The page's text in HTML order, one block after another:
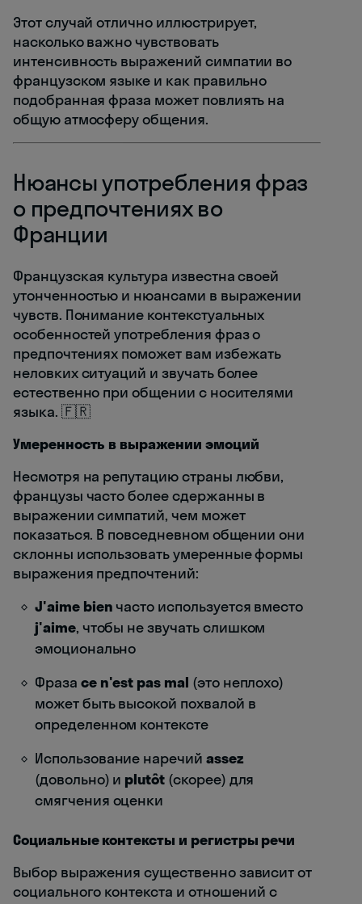
Этот случай отлично иллюстрирует,
насколько важно чувствовать
интенсивность выражений симпатии во
французском языке и как правильно
подобранная фраза может повлиять на
общую атмосферу общения.
Нюансы употребления фраз
о предпочтениях во
Франции
Французская культура известна своей
утонченностью и нюансами в выражении
чувств. Понимание контекстуальных
особенностей употребления фраз о
предпочтениях поможет вам избежать
неловких ситуаций и звучать более
естественно при общении с носителями
языка. 🇫🇷
Умеренность в выражении эмоций
Несмотря на репутацию страны любви,
французы часто более сдержанны в
выражении симпатий, чем может
показаться. В повседневном общении они
склонны использовать умеренные формы
выражения предпочтений:
J'aime bien часто используется вместо
j'aime, чтобы не звучать слишком
эмоционально
Фраза ce n'est pas mal (это неплохо)
может быть высокой похвалой в
определенном контексте
Использование наречий assez
(довольно) и plutôt (скорее) для
смягчения оценки
Социальные контексты и регистры речи
Выбор выражения существенно зависит от
социального контекста и отношений с